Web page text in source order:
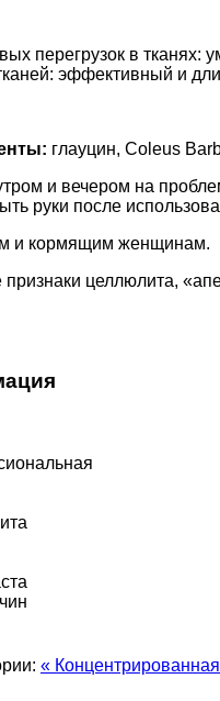
перегрузок в тканях:
эффективный и
глауцин, Coleus
и вечером на
руки после
и кормящим женщинам.
целлюлита,
«